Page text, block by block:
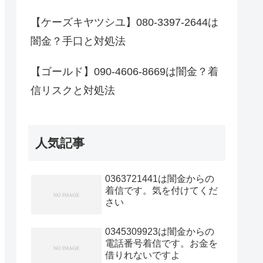
【ケーズキヤツシユ】080-3397-2644は
闇金？手口と対処法
【ゴールド】090-4606-8669は闇金？着
信リスクと対処法
人気記事
0363721441は闇金からの
着信です。気を付けてくだ
さい
0345309923は闇金からの
電話番号着信です。お金を
借りれないですよ